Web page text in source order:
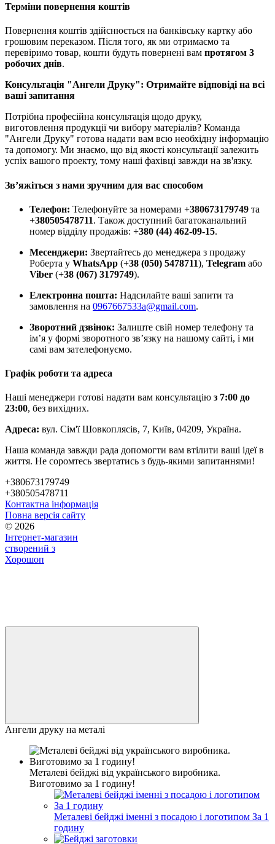
Терміни повернення коштів
Повернення коштів здійснюється на банківську картку або
грошовим переказом. Після того, як ми отримаємо та
перевіримо товар, кошти будуть повернені вам протягом 3
робочих днів.
Консультація "Ангели Друку": Отримайте відповіді на всі
ваші запитання
Потрібна професійна консультація щодо друку,
виготовлення продукції чи вибору матеріалів? Команда
"Ангели Друку" готова надати вам всю необхідну інформацію
та допомогу. Ми знаємо, що від якості консультації залежить
успіх вашого проекту, тому наші фахівці завжди на зв'язку.
Зв’яжіться з нами зручним для вас способом
Телефон: Телефонуйте за номерами +380673179749 та
+380505478711. Також доступний багатоканальний
номер відділу продажів: +380 (44) 462-09-15.
Месенджери: Звертайтесь до менеджера з продажу
Роберта у WhatsApp (+38 (050) 5478711), Telegram або
Viber (+38 (067) 3179749).
Електронна пошта: Надсилайте ваші запити та
замовлення на 0967667533a@gmail.com.
Зворотний дзвінок: Залиште свій номер телефону та
ім’я у формі зворотного зв’язку на нашому сайті, і ми
самі вам зателефонуємо.
Графік роботи та адреса
Наші менеджери готові надати вам консультацію з 7:00 до
23:00, без вихідних.
Адреса: вул. Сім'ї Шовкоплясів, 7, Київ, 04209, Україна.
Наша команда завжди рада допомогти вам втілити ваші ідеї в
життя. Не соромтесь звертатись з будь-якими запитаннями!
+380673179749
+380505478711
Контактна інформація
Повна версія сайту
© 2026
Інтернет-магазин
створений з
Хорошоп
Ангели друку на металі
Металеві бейджі від українського виробника.
Виготовимо за 1 годину!
Металеві бейджі іменні з посадою і логотипом За 1
годину